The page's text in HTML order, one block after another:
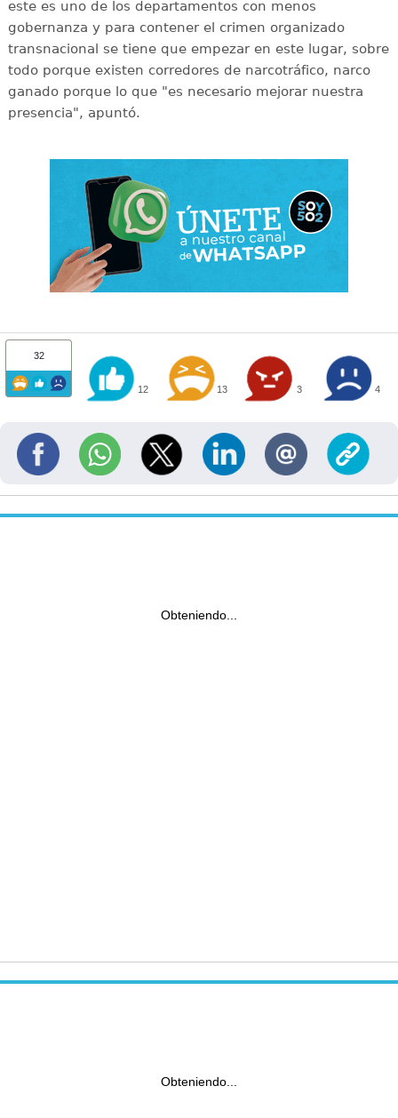
este es uno de los departamentos con menos
gobernanza y para contener el crimen organizado
transnacional se tiene que empezar en este lugar, sobre
todo porque existen corredores de narcotráfico, narco
ganado porque lo que "es necesario mejorar nuestra
presencia", apuntó.
32
12 13 3 4
Obteniendo...
Obteniendo...